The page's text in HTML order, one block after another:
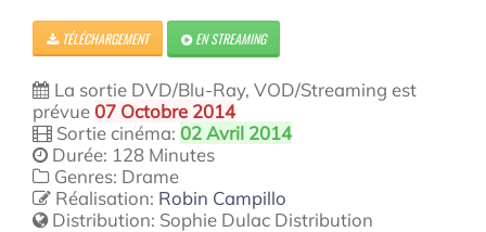
TÉLÉCHARGEMENT EN STREAMING
La sortie DVD/Blu-Ray, VOD/Streaming est
prévue07 Octobre 2014
Sortie cinéma: 02 Avril 2014
Durée: 128 Minutes
Genres: Drame
Réalisation: Robin Campillo
Distribution: Sophie Dulac Distribution